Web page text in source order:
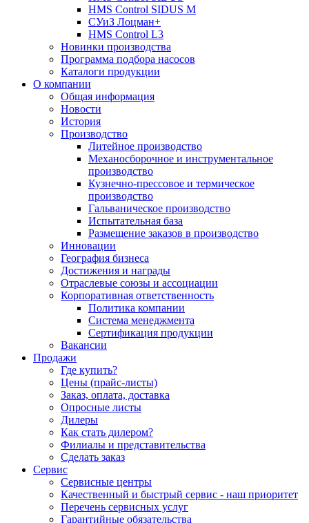
HMS Control SIDUS M
СУиЗ Лоцман+
HMS Control L3
Новинки производства
Программа подбора насосов
Каталоги продукции
О компании
Общая информация
Новости
История
Производство
Литейное производство
Механосборочное и инструментальное
производство
Кузнечно-прессовое и термическое
производство
Гальваническое производство
Испытательная база
Размещение заказов в производство
Инновации
География бизнеса
Достижения и награды
Отраслевые союзы и ассоциации
Корпоративная ответственность
Политика компании
Система менеджмента
Сертификация продукции
Вакансии
Продажи
Где купить?
Цены (прайс-листы)
Заказ, оплата, доставка
Опросные листы
Дилеры
Как стать дилером?
Филиалы и представительства
Сделать заказ
Сервис
Сервисные центры
Качественный и быстрый сервис - наш приоритет
Перечень сервисных услуг
Гарантийные обязательства